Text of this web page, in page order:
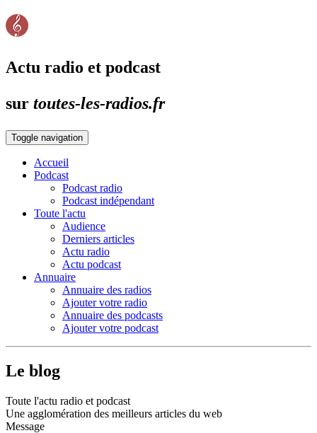
Actu radio et podcast
sur toutes-les-radios.fr
Toggle navigation
Accueil
Podcast
Podcast radio
Podcast indépendant
Toute l'actu
Audience
Derniers articles
Actu radio
Actu podcast
Annuaire
Annuaire des radios
Ajouter votre radio
Annuaire des podcasts
Ajouter votre podcast
Le blog
Toute l'actu radio et podcast
Une agglomération des meilleurs articles du web
Message